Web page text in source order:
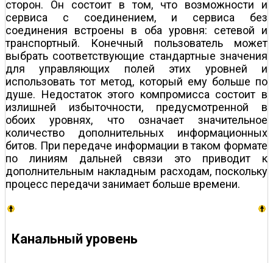
сторон. Он состоит в том, что возможности и
сервиса с соединением, и сервиса без
соединения встроены в оба уровня: сетевой и
транспортный. Конечный пользователь может
выбрать соответствующие стандартные значения
для управляющих полей этих уровней и
использовать тот метод, который ему больше по
душе. Недостаток этого компромисса состоит в
излишней избыточности, предусмотренной в
обоих уровнях, что означает значительное
количество дополнительных информационных
битов. При передаче информации в таком формате
по линиям дальней связи это приводит к
дополнительным накладным расходам, поскольку
процесс передачи занимает больше времени.
Канальный уровень